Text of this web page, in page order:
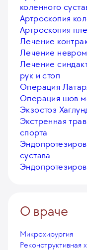
коленного
Артроскопия
Артроскопия
Лечение
Лечение
Лечение
рук и стоп
Операция
Операция шов
Экзостоз
Экстренная
спорта
сустава
О враче
Микрохирургия
Реконструктивная